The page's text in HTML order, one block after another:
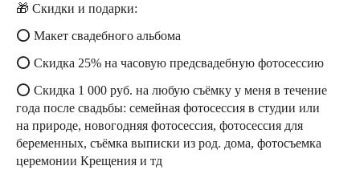
🎁 Скидки и подарки:
⭕ Макет свадебного альбома
⭕ Скидка 25% на часовую предсвадебную фотосессию
⭕ Скидка 1 000 руб. на любую съёмку у меня в течение
года после свадьбы: семейная фотосессия в студии или
на природе, новогодняя фотосессия, фотосессия для
беременных, съёмка выписки из род. дома, фотосъемка
церемонии Крещения и тд